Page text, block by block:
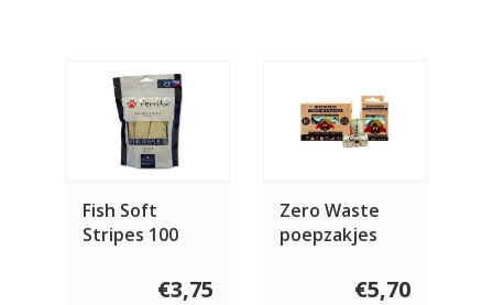
Fish Soft
Stripes 100
€3,75
Zero Waste
poepzakjes
€5,70